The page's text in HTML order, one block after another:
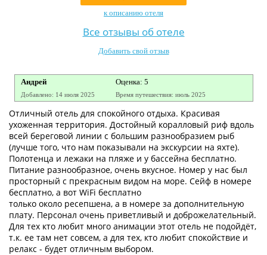
к описанию отеля
Все отзывы об отеле
Добавить свой отзыв
Андрей Оценка: 5
Добавлено: 14 июля 2025 Время путешествия: июль 2025
Отличный отель для спокойного отдыха. Красивая
ухоженная территория. Достойный коралловый риф вдоль
всей береговой линии с большим разнообразием рыб
(лучше того, что нам показывали на экскурсии на яхте).
Полотенца и лежаки на пляже и у бассейна бесплатно.
Питание разнообразное, очень вкусное. Номер у нас был
просторный с прекрасным видом на море. Сейф в номере
бесплатно, а вот WiFi бесплатно
только около ресепшена, а в номере за дополнительную
плату. Персонал очень приветливый и доброжелательный.
Для тех кто любит много анимации этот отель не подойдёт,
т.к. ее там нет совсем, а для тех, кто любит спокойствие и
релакс - будет отличным выбором.